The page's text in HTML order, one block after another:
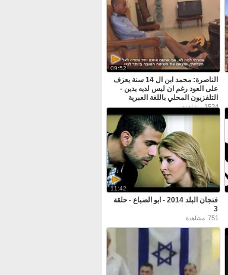
09:52
الناصرة: محمد ابن ال 14 سنة يعزف
على العود رغم ان ليس لديه يدين -
التلفزيون المحلي باللغة العبرية
1524مشاهدة
11:42
فنجان البلد 2014 - ابو الضباع - حلقة
3
751 مشاهدة